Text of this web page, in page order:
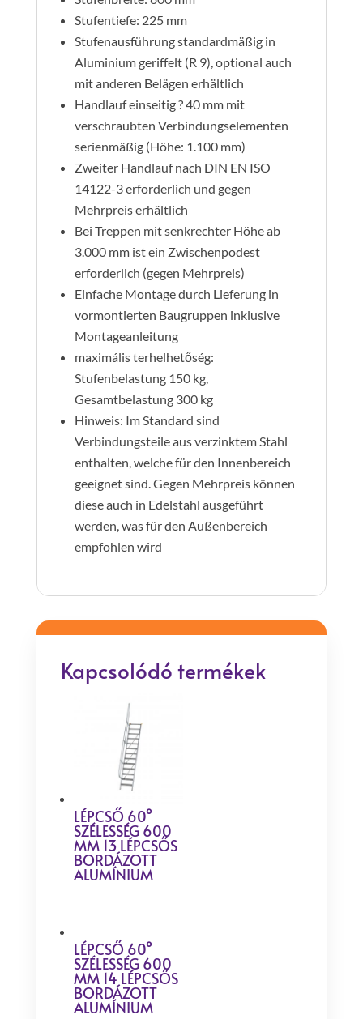
Stufentiefe: 225 mm
Stufenausführung standardmäßig in
Aluminium geriffelt (R 9), optional auch
mit anderen Belägen erhältlich
Handlauf einseitig ? 40 mm mit
verschraubten Verbindungselementen
serienmäßig (Höhe: 1.100 mm)
Zweiter Handlauf nach DIN EN ISO
14122-3 erforderlich und gegen
Mehrpreis erhältlich
Bei Treppen mit senkrechter Höhe ab
3.000 mm ist ein Zwischenpodest
erforderlich (gegen Mehrpreis)
Einfache Montage durch Lieferung in
vormontierten Baugruppen inklusive
Montageanleitung
maximális terhelhetőség:
Stufenbelastung 150 kg,
Gesamtbelastung 300 kg
Hinweis: Im Standard sind
Verbindungsteile aus verzinktem Stahl
enthalten, welche für den Innenbereich
geeignet sind. Gegen Mehrpreis können
diese auch in Edelstahl ausgeführt
werden, was für den Außenbereich
empfohlen wird
Kapcsolódó termékek
LÉPCSŐ 60°
SZÉLESSÉG 600
MM 13 LÉPCSŐS
BORDÁZOTT
ALUMÍNIUM
LÉPCSŐ 60°
SZÉLESSÉG 600
MM 14 LÉPCSŐS
BORDÁZOTT
ALUMÍNIUM